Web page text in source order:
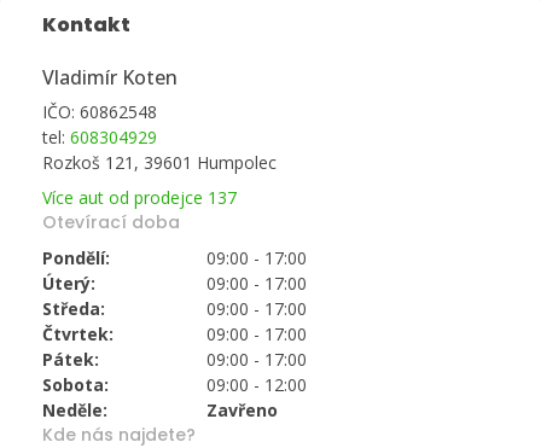
Kontakt
Vladimír Koten
IČO: 60862548
tel: 608304929
Rozkoš 121, 39601 Humpolec
Více aut od prodejce 137
Otevírací doba
Pondělí:
09:00 - 17:00
Úterý:
09:00 - 17:00
Středa:
09:00 - 17:00
Čtvrtek:
09:00 - 17:00
Pátek:
09:00 - 17:00
Sobota:
09:00 - 12:00
Neděle:
Zavřeno
Kde nás najdete?